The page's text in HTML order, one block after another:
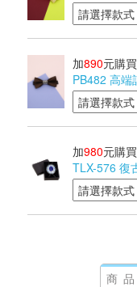
加890元購買
PB482 高端
加980元購買
TLX-576 復
商